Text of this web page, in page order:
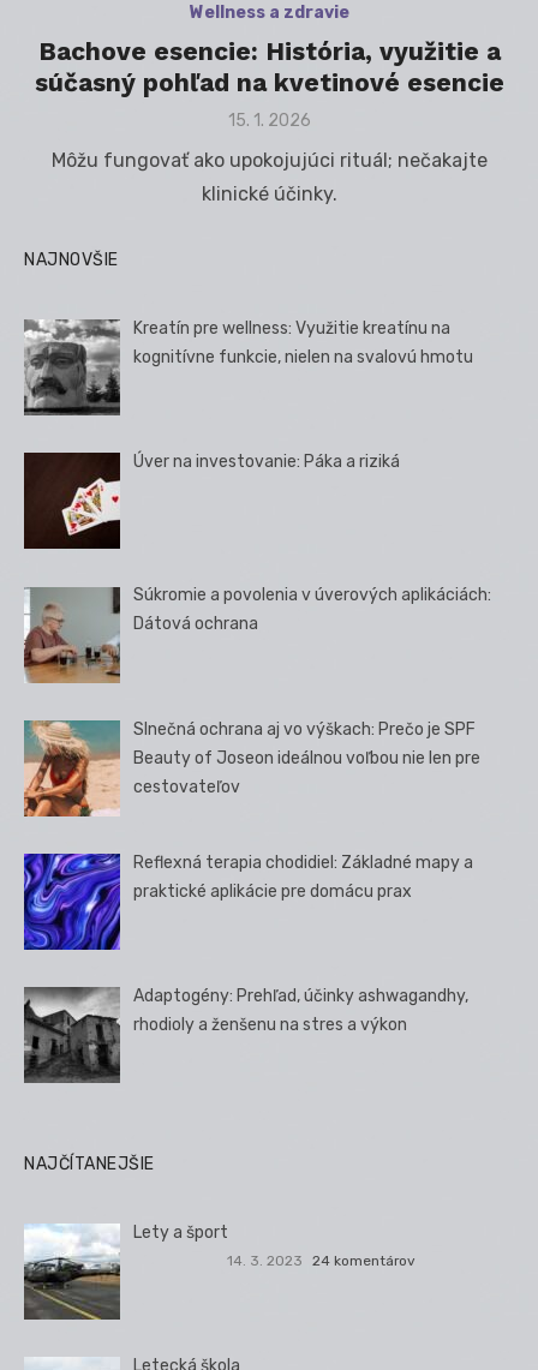
Wellness a zdravie
Bachove esencie: História, využitie a
súčasný pohľad na kvetinové esencie
Posted
15. 1. 2026
Môžu fungovať ako upokojujúci rituál; nečakajte
klinické účinky.
NAJNOVŠIE
Kreatín pre wellness: Využitie kreatínu na
kognitívne funkcie, nielen na svalovú hmotu
Úver na investovanie: Páka a riziká
Súkromie a povolenia v úverových aplikáciách:
Dátová ochrana
Slnečná ochrana aj vo výškach: Prečo je SPF
Beauty of Joseon ideálnou voľbou nie len pre
cestovateľov
Reflexná terapia chodidiel: Základné mapy a
praktické aplikácie pre domácu prax
Adaptogény: Prehľad, účinky ashwagandhy,
rhodioly a ženšenu na stres a výkon
NAJČÍTANEJŠIE
Lety a šport
14. 3. 2023 24 komentárov